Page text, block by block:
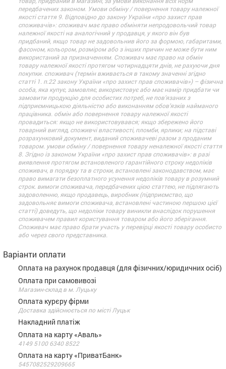
передбачених законом. Умови обміну / повернення товару належної
якості стаття 9. Відповідно до закону України «про захист прав
споживачів»: споживач має право обміняти непродовольчий товар
належної якості на аналогічний у продавця, у якого він був
придбаний, якщо товар не задовольнив його за формою, габаритами,
фасоном, кольором, розміром або з інших причин не може бути ним
використаний за призначенням. Споживач має право на обмін
товару належної якості протягом чотирнадцяти днів, не рахуючи дня
покупки. споживач (термін вживається в такому значенні згідно
статті 1. п.22 закону України «про захист прав споживачів») – фізична
особа, яка купує, замовляє, використовує або має намір придбати чи
замовити продукцію для особистих потреб, не пов’язаних з
підприємницькою діяльністю або виконанням обов’язків найманого
працівника. обмін або повернення товару належної якості
провадиться: якщо не використовувався; якщо збережено його
товарний вигляд, споживчі властивості, пломби, ярлики; на підставі
розрахунковий документ, виданий споживачеві разом з проданим
товаром. умови обміну / повернення товару неналежної якості стаття
8. Згідно із законом України «про захист прав споживачів»: в разі
виявлення протягом встановленого гарантійного строку недоліків
споживач, в порядку та в строки, встановлені законодавством, має
право вимагати безоплатного усунення недоліків товару в розумний
строк. вимоги споживача, передбачених цією статтею, не підлягають
задоволенню, якщо продавець, виробник (підприємство, що
задовольняє вимоги споживача, встановлені частиною першою цієї
статті) доведуть, що недоліки товару виникли внаслідок порушення
споживачем правил користування товаром або його зберігання.
Споживач має право брати участь у перевірці якості товару особисто
або через свого представника.
Варіанти оплати
Оплата на рахунок продавця (для фізичних/юридичних осіб)
Оплата при самовивозі
Магазин-склад в м. Луцьку
Оплата курєру фірми
Доставка здійснюється по місті Луцьк
Накладний платіж
Оплата на карту «Аваль»
4149 5100 6340 8522
Оплата на карту «ПриватБанк»
5457082529209665